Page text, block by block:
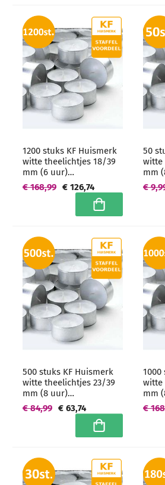
1200 stuks KF Huismerk
witte theelichtjes 18/39
mm (6 uur)
Hoogwaardige horeca
kwaliteit -
€ 126,74
€ 168,99
In winkelwagen
50
witte
mm
€
500 stuks KF Huismerk
witte theelichtjes 23/39
mm (8 uur)
Hoogwaardige horeca
kwaliteit -
€ 63,74
€ 84,99
In winkelwagen
1000
witte
mm
€